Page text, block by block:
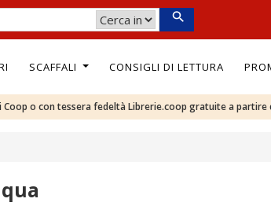
SCAFFALI CONSIGLI DI LETTURA
o con tessera fedeltà Librerie.coop gratuite a partire